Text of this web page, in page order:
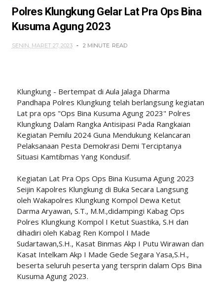
Polres Klungkung Gelar Lat Pra Ops Bina
Kusuma Agung 2023
SENIN, MARET 27, 2023 2 MINUTE READ
Klungkung - Bertempat di Aula Jalaga Dharma
Pandhapa Polres Klungkung telah berlangsung kegiatan
Lat pra ops "Ops Bina Kusuma Agung 2023" Polres
Klungkung Dalam Rangka Antisipasi Pada Rangkaian
Kegiatan Pemilu 2024 Guna Mendukung Kelancaran
Pelaksanaan Pesta Demokrasi Demi Terciptanya
Situasi Kamtibmas Yang Kondusif.
Kegiatan Lat Pra Ops Ops Bina Kusuma Agung 2023
Seijin Kapolres Klungkung di Buka Secara Langsung
oleh Wakapolres Klungkung Kompol Dewa Ketut
Darma Aryawan, S.T., M.M.,didampingi Kabag Ops
Polres Klungkung Kompol I Ketut Suastika, S.H dan
dihadiri oleh Kabag Ren Kompol I Made
Sudartawan,S.H., Kasat Binmas Akp I Putu Wirawan dan
Kasat Intelkam Akp I Made Gede Segara Yasa,S.H.,
beserta seluruh peserta yang tersprin dalam Ops Bina
Kusuma Agung 2023.